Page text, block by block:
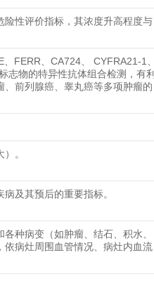
性评价指标，其浓度升高程度与
FERR、CA724、 CYFRA21-1、
志物的特异性抗体组合检测，有利
前列腺癌、睾丸癌等多项肿瘤的
。
及其预后的重要指标。
种病变（如肿瘤、结石、积水、
依病灶周围血管情况、病灶内血流